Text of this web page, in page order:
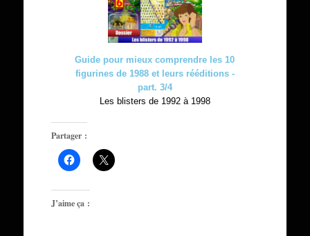
Guide pour mieux comprendre les 10
figurines de 1988 et leurs rééditions -
part. 3/4
Les blisters de 1992 à 1998
Partager :
J’aime ça :